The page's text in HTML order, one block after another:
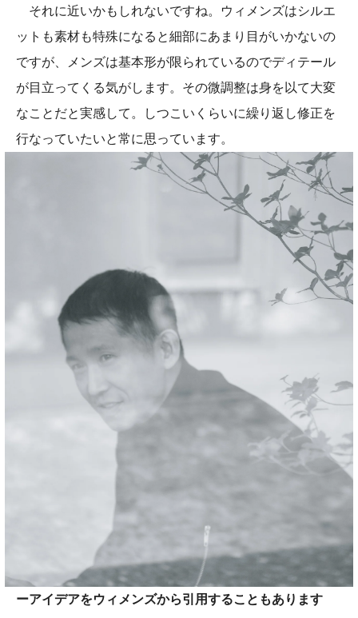
それに近いかもしれないですね。ウィメンズはシルエ
ットも素材も特殊になると細部にあまり目がいかないの
ですが、メンズは基本形が限られているのでディテール
が目立ってくる気がします。その微調整は身を以て大変
なことだと実感して。しつこいくらいに繰り返し修正を
行なっていたいと常に思っています。
ーアイデアをウィメンズから引用することもあります